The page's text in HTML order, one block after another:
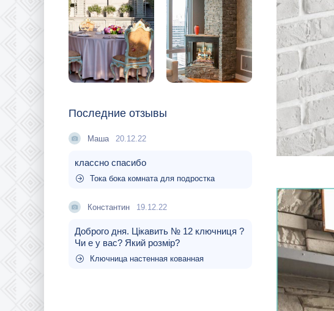
Последние отзывы
Маша 20.12.22
классно спасибо
Тока бока комната для подростка
Константин 19.12.22
Доброго дня. Цікавить № 12 ключниця ?
Чи е у вас? Який розмір?
Ключница настенная кованная